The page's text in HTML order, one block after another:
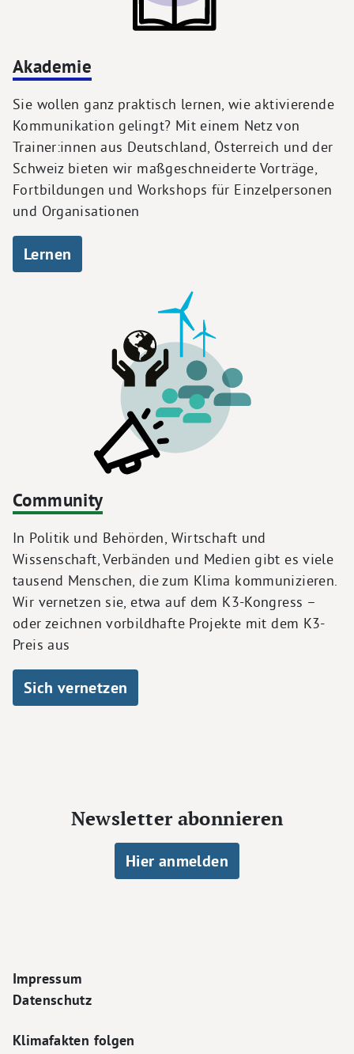
Akademie
Sie wollen ganz praktisch lernen, wie aktivierende
Kommunikation gelingt? Mit einem Netz von
Trainer:innen aus Deutschland, Österreich und der
Schweiz bieten wir maßgeschneiderte Vorträge,
Fortbildungen und Workshops für Einzelpersonen
und Organisationen
Lernen
Community
In Politik und Behörden, Wirtschaft und
Wissenschaft, Verbänden und Medien gibt es viele
tausend Menschen, die zum Klima kommunizieren.
Wir vernetzen sie, etwa auf dem K3-Kongress –
oder zeichnen vorbildhafte Projekte mit dem K3-
Preis aus
Sich vernetzen
Newsletter abonnieren
Hier anmelden
Footer Navigation
Impressum
Datenschutz
Klimafakten folgen